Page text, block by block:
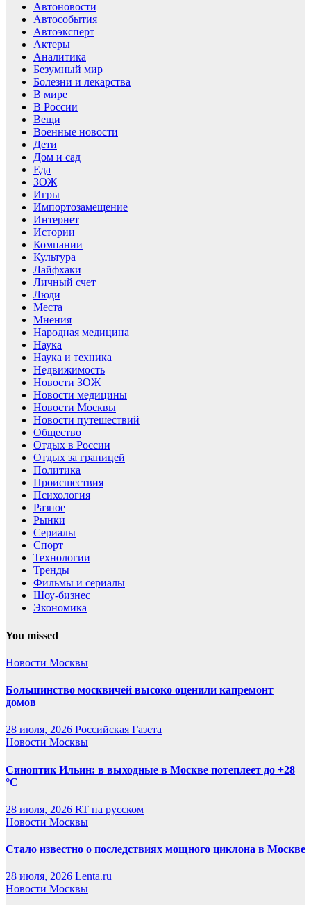
Автоновости
Автособытия
Автоэксперт
Актеры
Аналитика
Безумный мир
Болезни и лекарства
В мире
В России
Вещи
Военные новости
Дети
Дом и сад
Еда
ЗОЖ
Игры
Импортозамещение
Интернет
Истории
Компании
Культура
Лайфхаки
Личный счет
Люди
Места
Мнения
Народная медицина
Наука
Наука и техника
Недвижимость
Новости ЗОЖ
Новости медицины
Новости Москвы
Новости путешествий
Общество
Отдых в России
Отдых за границей
Политика
Происшествия
Психология
Разное
Рынки
Сериалы
Спорт
Технологии
Тренды
Фильмы и сериалы
Шоу-бизнес
Экономика
You missed
Новости Москвы
Большинство москвичей высоко оценили капремонт
домов
28 июля, 2026 Российская Газета
Новости Москвы
Синоптик Ильин: в выходные в Москве потеплеет до +28
°C
28 июля, 2026 RT на русском
Новости Москвы
Стало известно о последствиях мощного циклона в Москве
28 июля, 2026 Lenta.ru
Новости Москвы